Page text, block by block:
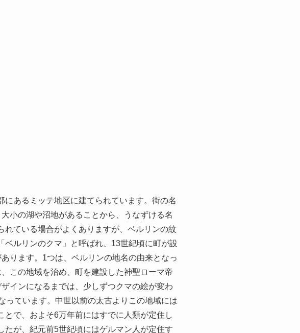
にあるミッテ地区に建てられています。街の名
小の湖や沼地があることから、うなずける名
ている場合がよくありますが、ベルリンの紋
ルリンのクマ」と呼ばれ、13世紀頃に町が設
ります。1つは、ベルリンの地名の由来となっ
この地域を治め、町を建設した神聖ローマ帝
インになるまでは、少しずつクマの絵が変わ
っています。中世以前の太古よりこの地域には
で、およそ6万年前にはすでに人類が定住し
が、紀元前5世紀頃にはゲルマン人が定住す